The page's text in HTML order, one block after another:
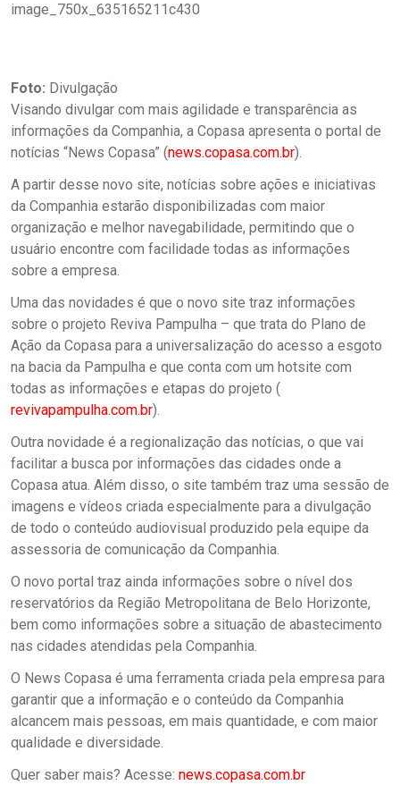
image_750x_635165211c430
Foto: Divulgação
Visando divulgar com mais agilidade e transparência as
informações da Companhia, a Copasa apresenta o portal de
notícias “News Copasa” (news.copasa.com.br).
A partir desse novo site, notícias sobre ações e iniciativas
da Companhia estarão disponibilizadas com maior
organização e melhor navegabilidade, permitindo que o
usuário encontre com facilidade todas as informações
sobre a empresa.
Uma das novidades é que o novo site traz informações
sobre o projeto Reviva Pampulha – que trata do Plano de
Ação da Copasa para a universalização do acesso a esgoto
na bacia da Pampulha e que conta com um hotsite com
todas as informações e etapas do projeto (
revivapampulha.com.br).
Outra novidade é a regionalização das notícias, o que vai
facilitar a busca por informações das cidades onde a
Copasa atua. Além disso, o site também traz uma sessão de
imagens e vídeos criada especialmente para a divulgação
de todo o conteúdo audiovisual produzido pela equipe da
assessoria de comunicação da Companhia.
O novo portal traz ainda informações sobre o nível dos
reservatórios da Região Metropolitana de Belo Horizonte,
bem como informações sobre a situação de abastecimento
nas cidades atendidas pela Companhia.
O News Copasa é uma ferramenta criada pela empresa para
garantir que a informação e o conteúdo da Companhia
alcancem mais pessoas, em mais quantidade, e com maior
qualidade e diversidade.
Quer saber mais? Acesse: news.copasa.com.br